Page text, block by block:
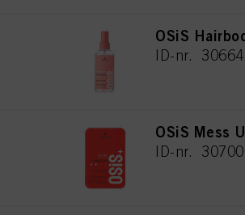
OSiS
ID-nr.
OSiS Mess
ID-nr.